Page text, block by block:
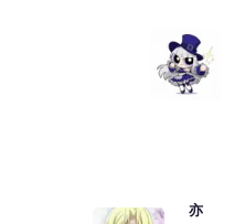
亦